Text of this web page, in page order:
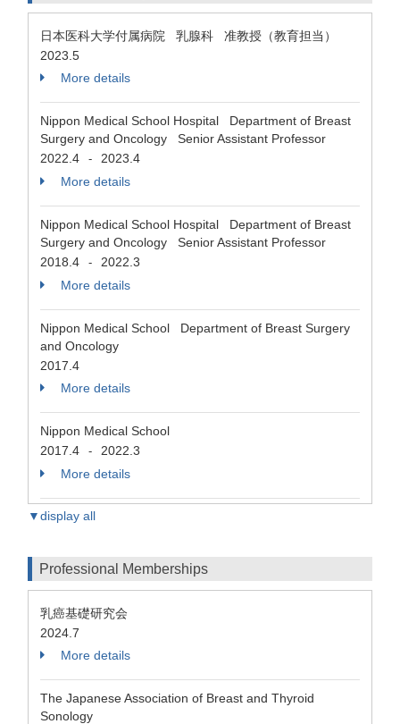
日本医科大学付属病院 乳腺科 准教授（教育担当）
2023.5
More details
Nippon Medical School Hospital Department of Breast
Surgery and Oncology Senior Assistant Professor
2022.4
-
2023.4
More details
Nippon Medical School Hospital Department of Breast
Surgery and Oncology Senior Assistant Professor
2018.4
-
2022.3
More details
Nippon Medical School Department of Breast Surgery
and Oncology
2017.4
More details
Nippon Medical School
2017.4
-
2022.3
More details
▼display all
Professional Memberships
乳癌基礎研究会
2024.7
More details
The Japanese Association of Breast and Thyroid
Sonology